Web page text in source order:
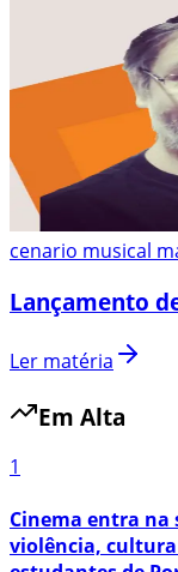
cenario musical
Lançamento
Ler matéria
Em Alta
1
Cinema entra na
violência,